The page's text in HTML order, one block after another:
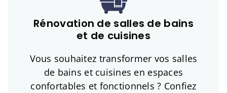
Rénovation de salles de bains
et de cuisines
Vous souhaitez transformer vos salles
de bains et cuisines en espaces
confortables et fonctionnels ? Confiez